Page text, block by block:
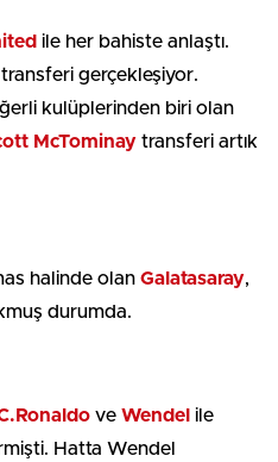
ile her bahiste anlaştı.
transferi gerçekleşiyor.
kulüplerinden biri olan
McTominay transferi artık
halinde olan Galatasaray,
durumda.
ve Wendel ile
Hatta Wendel